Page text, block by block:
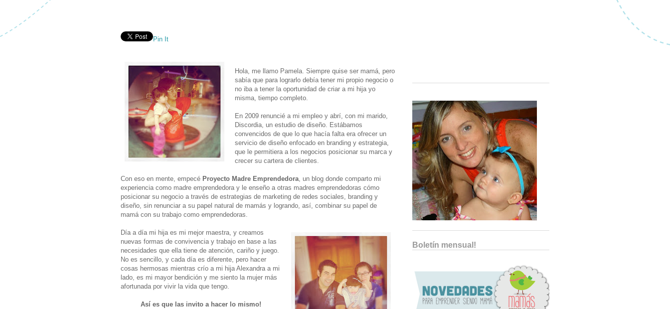
Pin It
Hola, me llamo Pamela. Siempre quise ser mamá, pero
sabía que para lograrlo debía tener mi propio negocio o
no iba a tener la oportunidad de criar a mi hija yo
misma, tiempo completo.
En 2009 renuncié a mi empleo y abrí, con mi marido,
Discordia, un estudio de diseño. Estábamos
convencidos de que lo que hacía falta era ofrecer un
servicio de diseño enfocado en branding y estrategia,
que le permitiera a los negocios posicionar su marca y
crecer su cartera de clientes.
Con eso en mente, empecé Proyecto Madre Emprendedora, un blog donde comparto mi
experiencia como madre emprendedora y le enseño a otras madres emprendedoras cómo
posicionar su negocio a través de estrategias de marketing de redes sociales, branding y
diseño, sin renunciar a su papel natural de mamás y logrando, así, combinar su papel de
mamá con su trabajo como emprendedoras.
Día a día mi hija es mi mejor maestra, y creamos
nuevas formas de convivencia y trabajo en base a las
necesidades que ella tiene de atención, cariño y juego.
No es sencillo, y cada día es diferente, pero hacer
cosas hermosas mientras crío a mi hija Alexandra a mi
lado, es mi mayor bendición y me siento la mujer más
afortunada por vivir la vida que tengo.
Así es que las invito a hacer lo mismo!
Boletín mensual!